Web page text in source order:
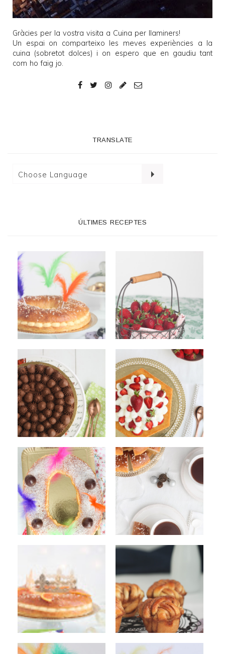
Gràcies per la vostra visita a Cuina per llaminers!
Un espai on comparteixo les meves experiències a la
cuina (sobretot dolces) i on espero que en gaudiu tant
com ho faig jo.
TRANSLATE
ÚLTIMES RECEPTES